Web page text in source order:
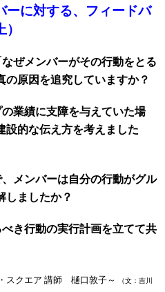
ーに対する、フィードバ
ぜメンバーがその行動をとる
原因を追究していますか？
業績に支障を与えていた場
設的な伝え方を考えました
メンバーは自分の行動がグル
しましたか？
き行動の実行計画を立てて共
スクエア 講師 樋口敦子～ （文：吉川